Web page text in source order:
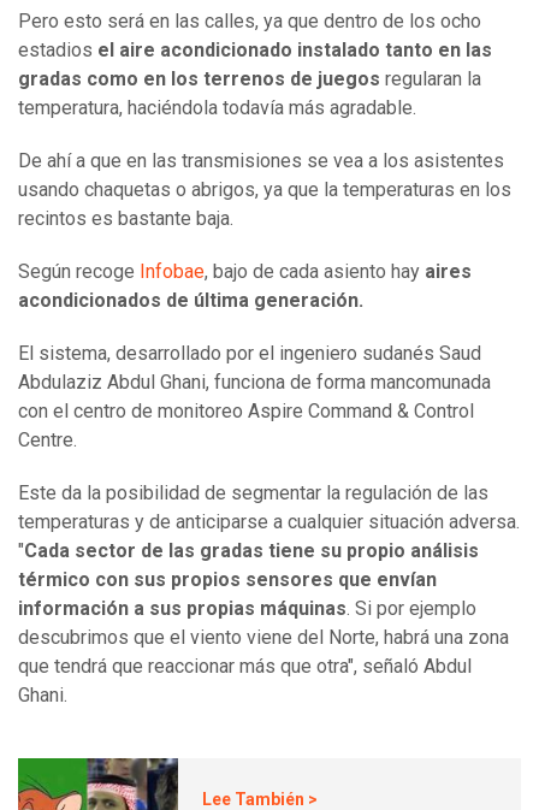
Pero esto será en las calles, ya que dentro de los ocho
estadios el aire acondicionado instalado tanto en las
gradas como en los terrenos de juegos regularan la
temperatura, haciéndola todavía más agradable.
De ahí a que en las transmisiones se vea a los asistentes
usando chaquetas o abrigos, ya que la temperaturas en los
recintos es bastante baja.
Según recoge Infobae, bajo de cada asiento hay aires
acondicionados de última generación.
El sistema, desarrollado por el ingeniero sudanés Saud
Abdulaziz Abdul Ghani, funciona de forma mancomunada
con el centro de monitoreo Aspire Command & Control
Centre.
Este da la posibilidad de segmentar la regulación de las
temperaturas y de anticiparse a cualquier situación adversa.
"Cada sector de las gradas tiene su propio análisis
térmico con sus propios sensores que envían
información a sus propias máquinas. Si por ejemplo
descubrimos que el viento viene del Norte, habrá una zona
que tendrá que reaccionar más que otra", señaló Abdul
Ghani.
Lee También >